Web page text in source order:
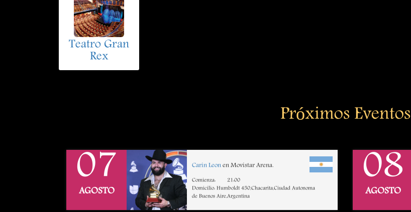
Teatro Gran
Rex
Próximos Eventos
07
AGOSTO
Carin Leonen Movistar Arena.
Comienza:
21:00
Domicilio: Humboldt 450,Chacarita,Ciudad Autonoma
de Buenos Aire,Argentina
08
AGOSTO